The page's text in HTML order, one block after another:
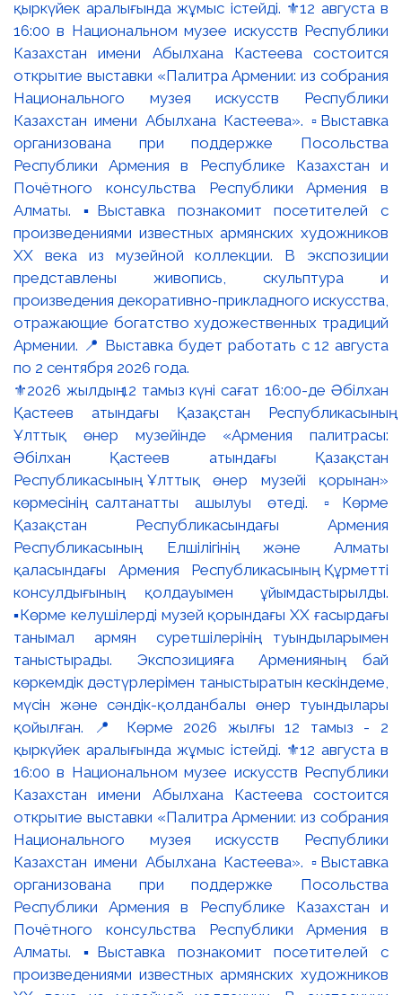
⚜️2026 жылдың 12 тамыз күні сағат 16:00-де Әбілхан
Қастеев атындағы Қазақстан Республикасының
Ұлттық өнер музейінде «Армения палитрасы:
Әбілхан Қастеев атындағы Қазақстан
Республикасының Ұлттық өнер музейі қорынан»
көрмесінің салтанатты ашылуы өтеді. ▫️Көрме
Қазақстан Республикасындағы Армения
Республикасының Елшілігінің және Алматы
қаласындағы Армения Республикасының Құрметті
консулдығының қолдауымен ұйымдастырылды.
▪️Көрме келушілерді музей қорындағы ХХ ғасырдағы
танымал армян суретшілерінің туындыларымен
таныстырады. Экспозицияға Арменияның бай
көркемдік дәстүрлерімен таныстыратын кескіндеме,
мүсін және сәндік-қолданбалы өнер туындылары
қойылған. 📍 Көрме 2026 жылғы 12 тамыз - 2
қыркүйек аралығында жұмыс істейді. ⚜️12 августа в
16:00 в Национальном музее искусств Республики
Казахстан имени Абылхана Кастеева состоится
открытие выставки «Палитра Армении: из собрания
Национального музея искусств Республики
Казахстан имени Абылхана Кастеева». ▫️Выставка
организована при поддержке Посольства
Республики Армения в Республике Казахстан и
Почётного консульства Республики Армения в
Алматы. ▪️Выставка познакомит посетителей с
произведениями известных армянских художников